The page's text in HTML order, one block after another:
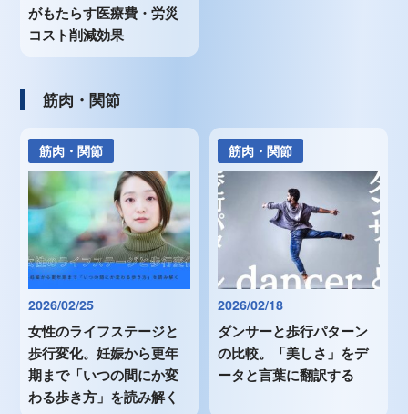
がもたらす医療費・労災
コスト削減効果
筋肉・関節
筋肉・関節
2026/02/25
女性のライフステージと
歩行変化。妊娠から更年
期まで「いつの間にか変
わる歩き方」を読み解く
筋肉・関節
2026/02/18
ダンサーと歩行パターン
の比較。「美しさ」をデ
ータと言葉に翻訳する